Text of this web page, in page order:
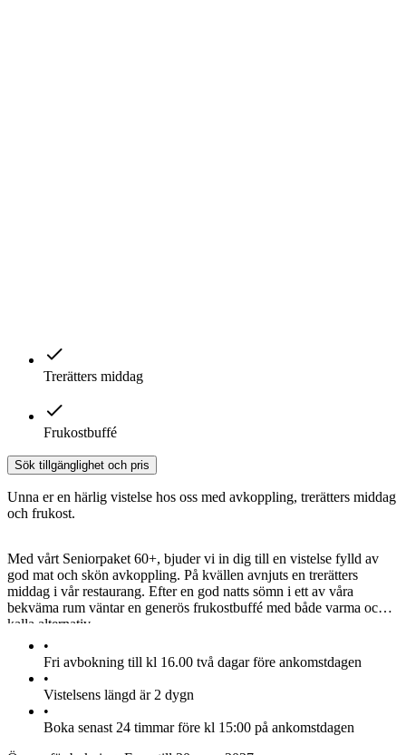
Trerätters middag
Frukostbuffé
Sök tillgänglighet och pris
Unna er en härlig vistelse hos oss med avkoppling, trerätters middag
och frukost.
Med vårt Seniorpaket 60+, bjuder vi in dig till en vistelse fylld av
god mat och skön avkoppling. På kvällen avnjuts en trerätters
middag i vår restaurang. Efter en god natts sömn i ett av våra
bekväma rum väntar en generös frukostbuffé med både varma och
kalla alternativ.
•
Fri avbokning till kl 16.00 två dagar före ankomstdagen
•
Vistelsens längd är 2 dygn
•
Boka senast 24 timmar före kl 15:00 på ankomstdagen